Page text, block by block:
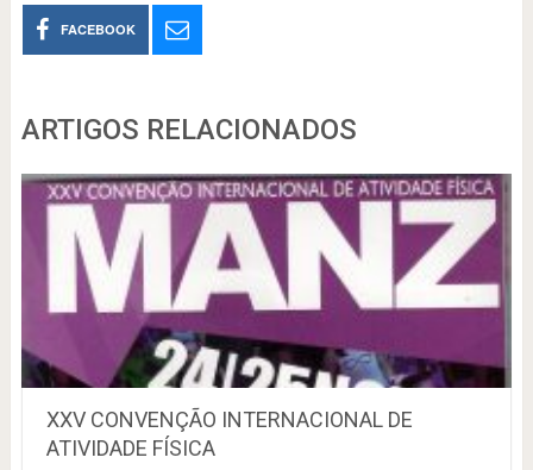
FACEBOOK
ARTIGOS RELACIONADOS
XXV CONVENÇÃO INTERNACIONAL DE
ATIVIDADE FÍSICA